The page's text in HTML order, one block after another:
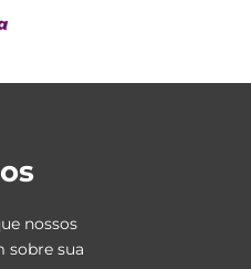
nossos
sobre sua